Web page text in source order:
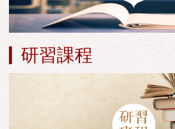
研習課程